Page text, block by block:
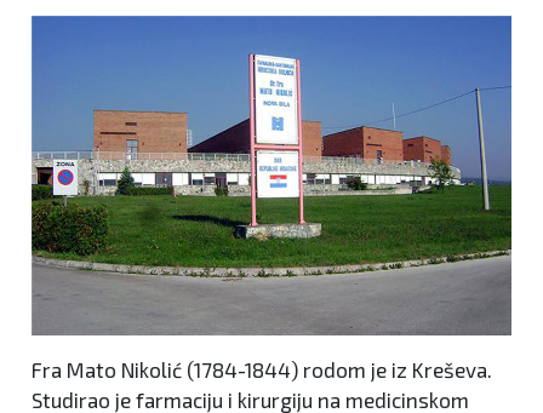
Fra Mato Nikolić (1784-1844) rodom je iz Kreševa.
Studirao je farmaciju i kirurgiju na medicinskom